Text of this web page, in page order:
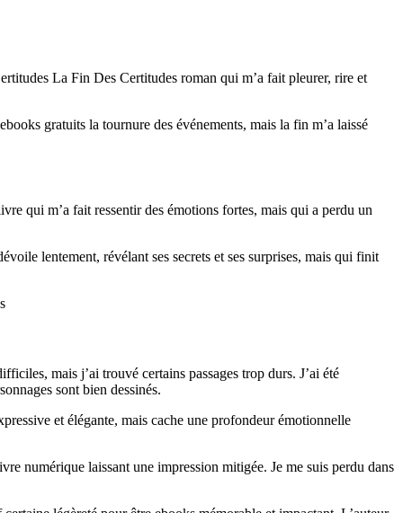
La Fin Des Certitudes roman qui m’a fait pleurer, rire et
gratuits la tournure des événements, mais la fin m’a laissé
qui m’a fait ressentir des émotions fortes, mais qui a perdu un
lentement, révélant ses secrets et ses surprises, mais qui finit
mais j’ai trouvé certains passages trop durs. J’ai été
sont bien dessinés.
et élégante, mais cache une profondeur émotionnelle
numérique laissant une impression mitigée. Je me suis perdu dans